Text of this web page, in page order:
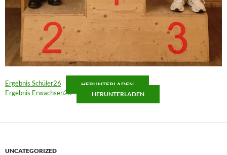
Ergebnis Schüler26 HERUNTERLADEN
Ergebnis Erwachsen26 HERUNTERLADEN
UNCATEGORIZED